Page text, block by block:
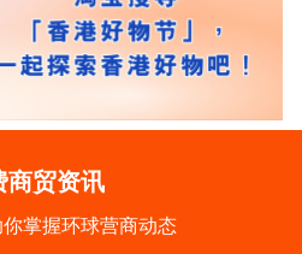
商贸资讯
掌握环球营商动态